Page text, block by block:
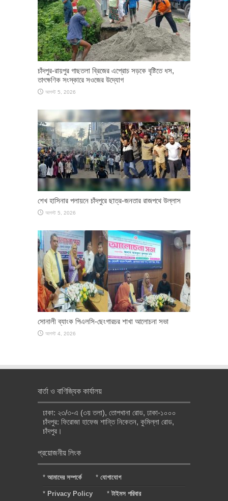
চাঁদপুর-রায়পুর গাছতলা ব্রিজের এপ্রোচ সড়কে বৃষ্টিতে ধস,
তাৎক্ষণিক সংস্কারে সওজের উদ্যোগ
আগস্ট 5, 2026
শেখ হাসিনার পলায়নে চাঁদপুরে ছাত্র-জনতার রাজপথে উল্লাস
আগস্ট 5, 2026
সোনালী ব্যাংক পিএলসি-ছেংগারচর শাখা আলোচনা সভা
আগস্ট 4, 2026
বার্তা ও বাণিজ্যিক কার্যালয়
ঢাকা: ২৩/৩-এ (৩য় তলা), তোপখানা রোড, ঢাকা-১০০০
চাঁদপুর: ফিরোজা হাফেজ শান্তি নিকেতন, কুমিল্লা রোড,
চাঁদপুর।
প্রয়োজনীয় লিংক
* আমাদের সম্পর্কে * যোগাযোগ
* Privacy Policy *টাইমস পরিবার